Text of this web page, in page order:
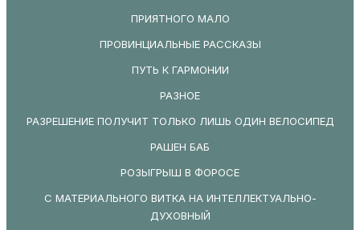
ПРИЯТНОГО МАЛО
ПРОВИНЦИАЛЬНЫЕ РАССКАЗЫ
ПУТЬ К ГАРМОНИИ
РАЗНОЕ
РАЗРЕШЕНИЕ ПОЛУЧИТ ТОЛЬКО ЛИШЬ ОДИН ВЕЛОСИПЕД
РАШЕН БАБ
РОЗЫГРЫШ В ФОРОСЕ
С МАТЕРИАЛЬНОГО ВИТКА НА ИНТЕЛЛЕКТУАЛЬНО-
ДУХОВНЫЙ